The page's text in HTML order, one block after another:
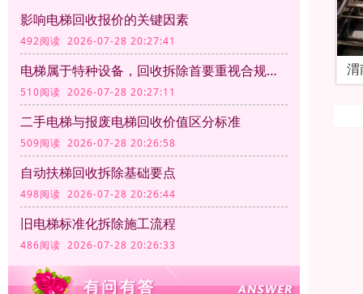
影响电梯回收报价的关键因素
492阅读 2026-07-28 20:27:41
电梯属于特种设备，回收拆除首要重视合规资质
510阅读 2026-07-28 20:27:11
二手电梯与报废电梯回收价值区分标准
509阅读 2026-07-28 20:26:58
自动扶梯回收拆除基础要点
498阅读 2026-07-28 20:26:44
旧电梯标准化拆除施工流程
486阅读 2026-07-28 20:26:33
渭